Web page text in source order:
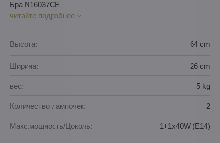
Бра N16037CE
читайте подробнее
Высота: 64 cm
Ширина: 26 cm
вес: 5 kg
Количество лампочек: 2
Макс.мощность/Цоколь: 1+1x40W (E14)